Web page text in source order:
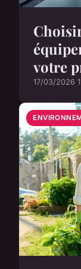
votre
17/03/2026